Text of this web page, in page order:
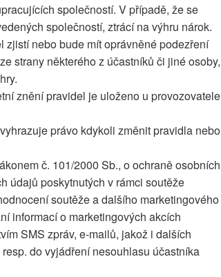
společností. V případě, že se
společností, ztrácí na výhru nárok.
zjistí nebo bude mít oprávněné podezření
strany některého z účastníků či jiné osoby,
znění pravidel je uloženo u provozovatele
právo kdykoli změnit pravidla nebo
č. 101/2000 Sb., o ochraně osobních
údajů poskytnutých v rámci soutěže
soutěže a dalšího marketingového
informací o marketingových akcích
SMS zpráv, e-mailů, jakož i dalších
do vyjádření nesouhlasu účastníka